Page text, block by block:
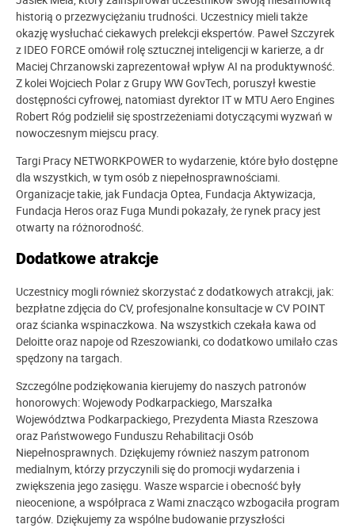
historią o przezwyciężaniu trudności. Uczestnicy mieli także
okazję wysłuchać ciekawych prelekcji ekspertów. Paweł Szczyrek
z IDEO FORCE omówił rolę sztucznej inteligencji w karierze, a dr
Maciej Chrzanowski zaprezentował wpływ AI na produktywność.
Z kolei Wojciech Polar z Grupy WW GovTech, poruszył kwestie
dostępności cyfrowej, natomiast dyrektor IT w MTU Aero Engines
Robert Róg podzielił się spostrzeżeniami dotyczącymi wyzwań w
nowoczesnym miejscu pracy.
Targi Pracy NETWORKPOWER to wydarzenie, które było dostępne
dla wszystkich, w tym osób z niepełnosprawnościami.
Organizacje takie, jak Fundacja Optea, Fundacja Aktywizacja,
Fundacja Heros oraz Fuga Mundi pokazały, że rynek pracy jest
otwarty na różnorodność.
Dodatkowe atrakcje
Uczestnicy mogli również skorzystać z dodatkowych atrakcji, jak:
bezpłatne zdjęcia do CV, profesjonalne konsultacje w CV POINT
oraz ścianka wspinaczkowa. Na wszystkich czekała kawa od
Deloitte oraz napoje od Rzeszowianki, co dodatkowo umilało czas
spędzony na targach.
Szczególne podziękowania kierujemy do naszych patronów
honorowych: Wojewody Podkarpackiego, Marszałka
Województwa Podkarpackiego, Prezydenta Miasta Rzeszowa
oraz Państwowego Funduszu Rehabilitacji Osób
Niepełnosprawnych. Dziękujemy również naszym patronom
medialnym, którzy przyczynili się do promocji wydarzenia i
zwiększenia jego zasięgu. Wasze wsparcie i obecność były
nieocenione, a współpraca z Wami znacząco wzbogaciła program
targów. Dziękujemy za wspólne budowanie przyszłości